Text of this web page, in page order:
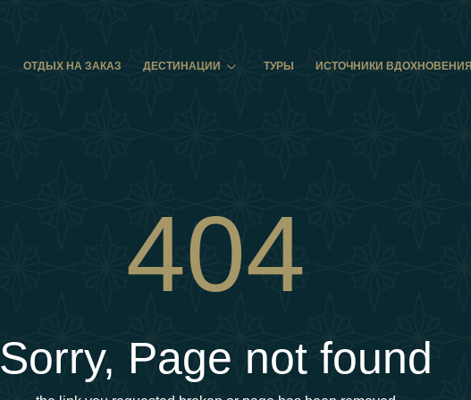
ОТДЫХ НА ЗАКАЗ
ДЕСТИНАЦИИ ТУРЫ ИСТОЧНИКИ ВДОХНОВЕНИЯ
404
Sorry, Page not found